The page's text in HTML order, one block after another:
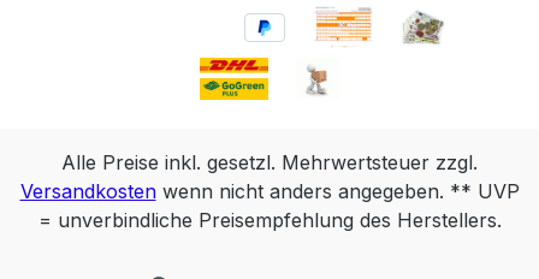
Alle Preise inkl. gesetzl. Mehrwertsteuer zzgl.
Versandkostenwenn nicht anders angegeben. ** UVP
= unverbindliche Preisempfehlung des Herstellers.